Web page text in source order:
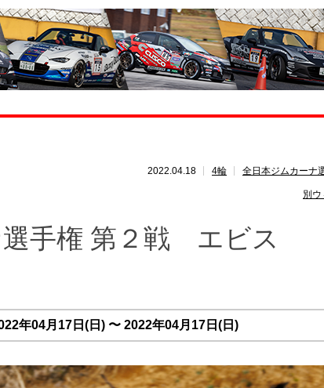
2022.04.18 4輪 全日本ジムカーナ
別
手権 第２戦 エビス
年04月17日(日) 〜 2022年04月17日(日)